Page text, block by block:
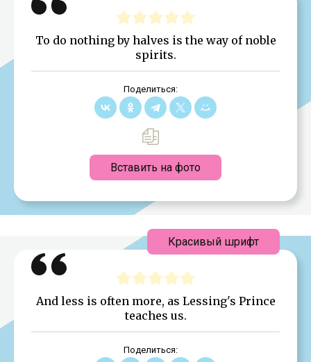
To do nothing by halves is the way of noble
spirits.
Поделиться:
Вставить на фото
And less is often more, as Lessing's Prince
teaches us.
Поделиться:
Красивый шрифт